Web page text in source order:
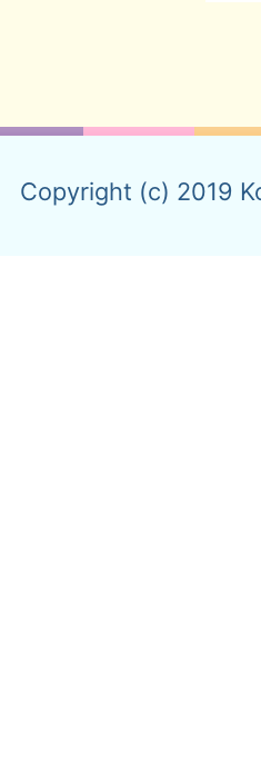
Copyright (c) 2019